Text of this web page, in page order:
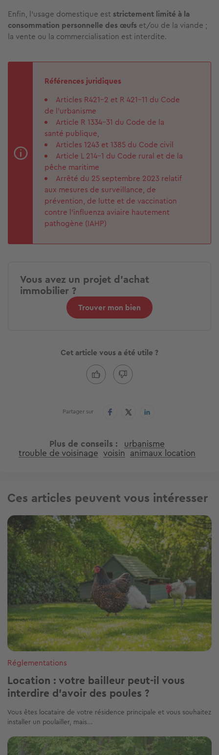
Enfin, l’usage domestique est strictement limité à la
consommation personnelle des œufs et/ou de la viande ;
la vente ou la commercialisation est interdite.
Références juridiques
Articles R421-2 et R 421-11 du Code
de l'urbanisme
Article R 1334-31 du Code de la
santé publique,
Articles 1243 et 1385 du Code civil
Article L 214-1 du Code rural et de la
pêche maritime
Arrêté du 25 septembre 2023 relatif
aux mesures de surveillance, de
prévention, de lutte et de vaccination
contre l'influenza aviaire hautement
pathogène (IAHP)
Vous avez un projet d'achat
immobilier ?
Trouver mon bien
Cet article vous a été utile ?
Partager sur
Plus de conseils urbanisme
trouble de voisinage voisin animaux location
Ces articles peuvent vous intéresser
Image
Réglementations
Location : votre bailleur peut-il vous
interdire d’avoir des poules ?
Vous êtes locataire de votre résidence principale et vous souhaitez
installer un poulailler, mais...
Image